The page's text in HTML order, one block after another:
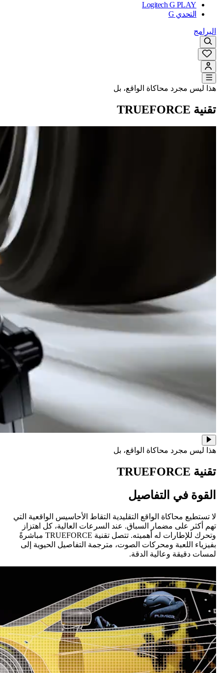
Logitech G PLAY
التحدي G
البرامج
هذا ليس مجرد محاكاة الواقع، بل
تقنية TRUEFORCE
هذا ليس مجرد محاكاة الواقع، بل
تقنية TRUEFORCE
القوة في التفاصيل
لا تستطيع محاكاة الواقع التقليدية التقاط الأحاسيس الواقعية التي
تهم أكثر على مضمار السباق. عند السرعات العالية، كل اهتزاز
وتحرك للإطارات له أهميته. تتصل تقنية TRUEFORCE مباشرةً
بفيزياء اللعبة ومحركات الصوت، مترجمة التفاصيل الحيوية إلى
لمسات دقيقة وعالية الدقة.